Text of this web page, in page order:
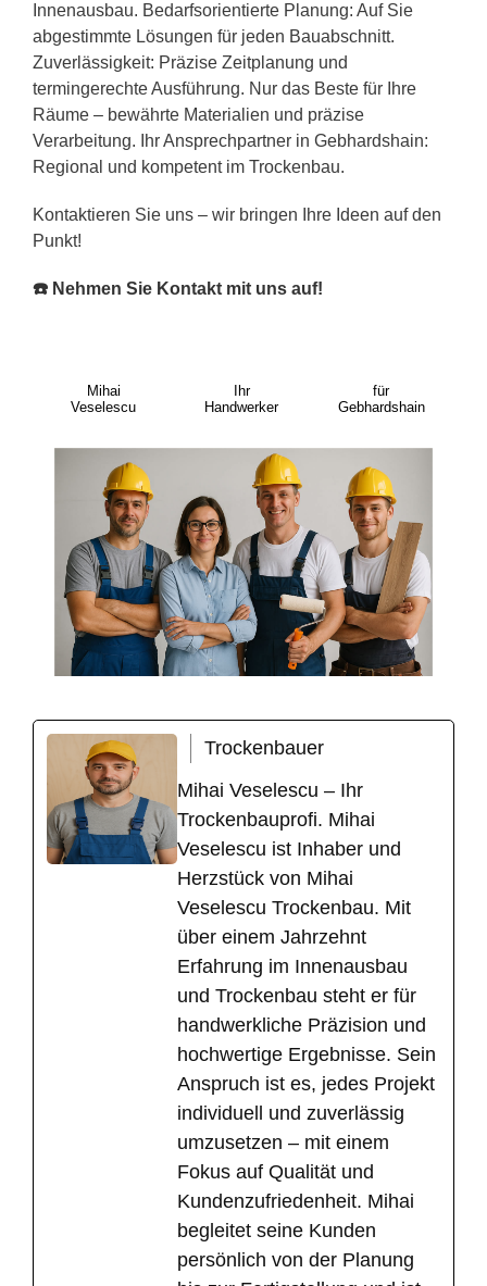
Innenausbau. Bedarfsorientierte Planung: Auf Sie
abgestimmte Lösungen für jeden Bauabschnitt.
Zuverlässigkeit: Präzise Zeitplanung und
termingerechte Ausführung. Nur das Beste für Ihre
Räume – bewährte Materialien und präzise
Verarbeitung. Ihr Ansprechpartner in Gebhardshain:
Regional und kompetent im Trockenbau.
Kontaktieren Sie uns – wir bringen Ihre Ideen auf den
Punkt!
☎️ Nehmen Sie Kontakt mit uns auf!
Mihai
Veselescu
Ihr
Handwerker
für
Gebhardshain
Trockenbauer
Mihai Veselescu – Ihr
Trockenbauprofi. Mihai
Veselescu ist Inhaber und
Herzstück von Mihai
Veselescu Trockenbau. Mit
über einem Jahrzehnt
Erfahrung im Innenausbau
und Trockenbau steht er für
handwerkliche Präzision und
hochwertige Ergebnisse. Sein
Anspruch ist es, jedes Projekt
individuell und zuverlässig
umzusetzen – mit einem
Fokus auf Qualität und
Kundenzufriedenheit. Mihai
begleitet seine Kunden
persönlich von der Planung